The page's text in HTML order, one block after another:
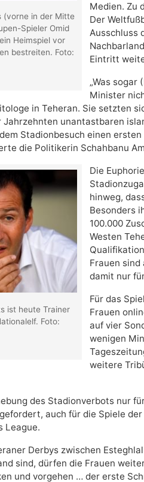
(vorne in der Mitte
Spieler Omid
Heimspiel vor
bestreiten. Foto:
Medien. Zu
Der
Ausschluss
Eintritt
„Was sogar
Minister
in Teheran. Sie setzten
unantastbaren
Stadionbesuch einen
die Politikerin Schahbanu
ist heute Trainer
Foto:
Die
hinweg,
Besonders
100.000
Westen
Frauen sind
damit nur
Für das
Frauen
auf vier
wenigen
weitere
des Stadionverbots nur
auch für die Spiele
League.
Derbys zwischen
sind, dürfen die Frauen
und vorgehen … der erste